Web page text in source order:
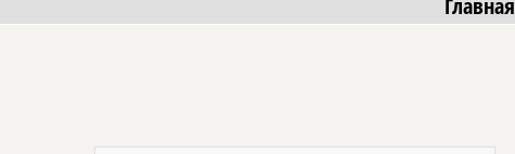
Главная